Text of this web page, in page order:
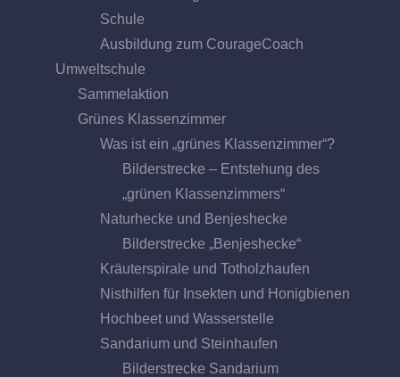
Schule
Ausbildung zum CourageCoach
Umweltschule
Sammelaktion
Grünes Klassenzimmer
Was ist ein „grünes Klassenzimmer“?
Bilderstrecke – Entstehung des
„grünen Klassenzimmers“
Naturhecke und Benjeshecke
Bilderstrecke „Benjeshecke“
Kräuterspirale und Totholzhaufen
Nisthilfen für Insekten und Honigbienen
Hochbeet und Wasserstelle
Sandarium und Steinhaufen
Bilderstrecke Sandarium